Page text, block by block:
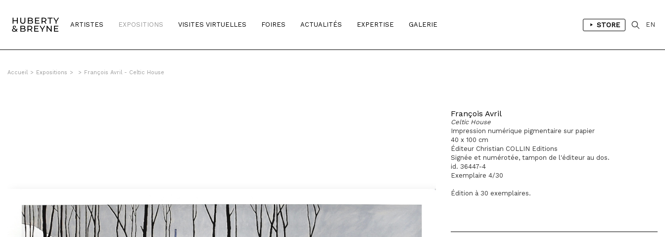
ARTISTES EXPOSITIONS VISITES VIRTUELLES FOIRES ACTUALITÉS EXPERTISE GALERIE STORE EN
Accueil > Expositions > > François Avril - Celtic House
François Avril
Celtic House
Impression numérique pigmentaire sur papier
40 x 100 cm
Éditeur Christian COLLIN Editions
Signée et numérotée, tampon de l'éditeur au dos.
id. 36447-4
Exemplaire 4/30
Édition à 30 exemplaires.